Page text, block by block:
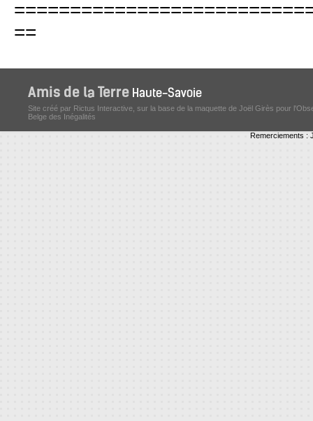
==
Site créé par Rictus Interactive, sur la base de la maquette de Joël Girès pour
Belge des Inégalités
Remerciements :